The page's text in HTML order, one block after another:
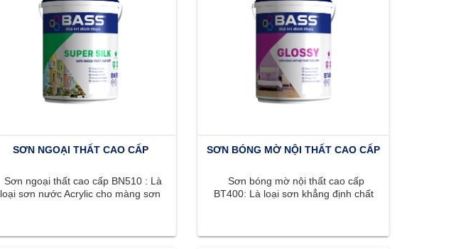
SƠN NGOẠI THẤT CAO CẤP
Sơn ngoại thất cao cấp BN510 : Là
loại sơn nước Acrylic cho màng sơn
SƠN BÓNG MỜ NỘI THẤT CAO CẤP
Sơn bóng mờ nội thất cao cấp
BT400: Là loại sơn khẳng định chất